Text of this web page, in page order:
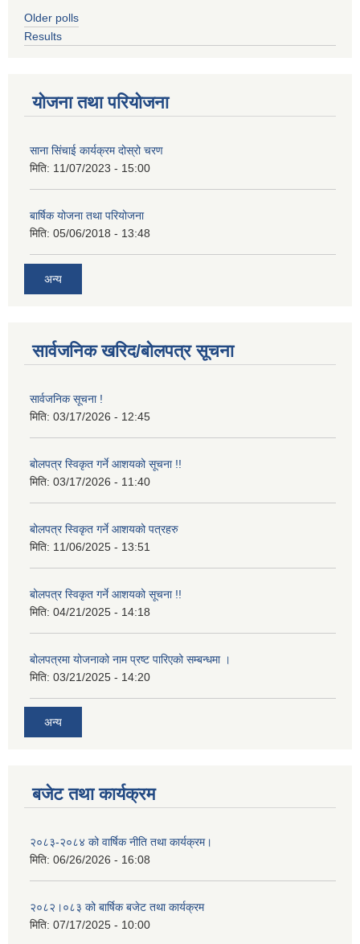
Older polls
Results
योजना तथा परियोजना
साना सिंचाई कार्यक्रम दोस्रो चरण
मिति: 11/07/2023 - 15:00
बार्षिक योजना तथा परियोजना
मिति: 05/06/2018 - 13:48
अन्य
सार्वजनिक खरिद/बोलपत्र सूचना
सार्वजनिक सूचना !
मिति: 03/17/2026 - 12:45
बोलपत्र स्विकृत गर्ने आशयको सूचना !!
मिति: 03/17/2026 - 11:40
बोलपत्र स्विकृत गर्ने आशयको पत्रहरु
मिति: 11/06/2025 - 13:51
बोलपत्र स्विकृत गर्ने आशयको सूचना !!
मिति: 04/21/2025 - 14:18
बोलपत्रमा योजनाको नाम प्रष्ट पारिएको सम्बन्धमा ।
मिति: 03/21/2025 - 14:20
अन्य
बजेट तथा कार्यक्रम
२०८३-२०८४ को वार्षिक नीति तथा कार्यक्रम।
मिति: 06/26/2026 - 16:08
२०८२।०८३ को बार्षिक बजेट तथा कार्यक्रम
मिति: 07/17/2025 - 10:00